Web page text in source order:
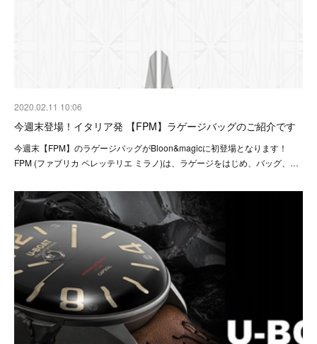
2020.02.11 10:06
今週末登場！イタリア発 【FPM】ラゲージバッグのご紹介です
今週末【FPM】のラゲージバッグがBloon&magicに初登場となります！
FPM (ファブリカ ペレッテリエ ミラノ)は、ラゲージをはじめ、バッグ、…